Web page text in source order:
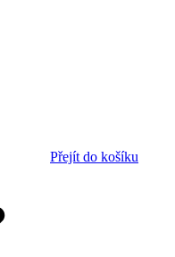
Přejít do košíku